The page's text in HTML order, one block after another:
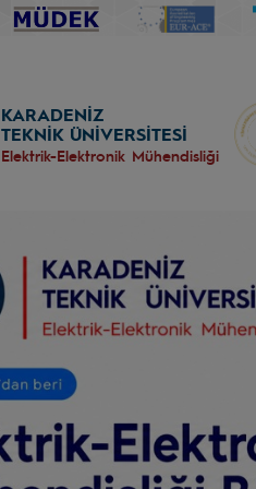
KARADENİZ
TEKNİK ÜNİVERSİTESİ
Elektrik-Elektronik Mühendisliği